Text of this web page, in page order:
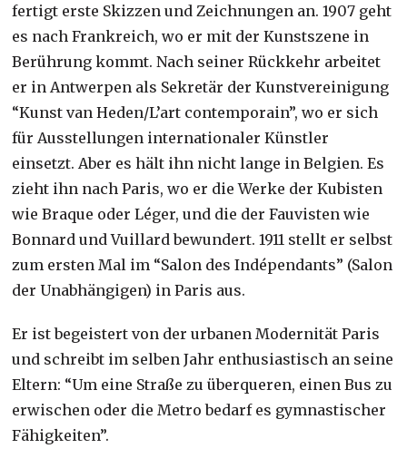
fertigt erste Skizzen und Zeichnungen an. 1907 geht
es nach Frankreich, wo er mit der Kunstszene in
Berührung kommt. Nach seiner Rückkehr arbeitet
er in Antwerpen als Sekretär der Kunstvereinigung
“Kunst van Heden/L’art contemporain”, wo er sich
für Ausstellungen internationaler Künstler
einsetzt. Aber es hält ihn nicht lange in Belgien. Es
zieht ihn nach Paris, wo er die Werke der Kubisten
wie Braque oder Léger, und die der Fauvisten wie
Bonnard und Vuillard bewundert. 1911 stellt er selbst
zum ersten Mal im “Salon des Indépendants” (Salon
der Unabhängigen) in Paris aus.
Er ist begeistert von der urbanen Modernität Paris
und schreibt im selben Jahr enthusiastisch an seine
Eltern: “Um eine Straße zu überqueren, einen Bus zu
erwischen oder die Metro bedarf es gymnastischer
Fähigkeiten”.